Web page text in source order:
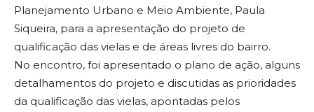
Planejamento Urbano e Meio Ambiente, Paula
Siqueira, para a apresentação do projeto de
qualificação das vielas e de áreas livres do bairro.
No encontro, foi apresentado o plano de ação, alguns
detalhamentos do projeto e discutidas as prioridades
da qualificação das vielas, apontadas pelos